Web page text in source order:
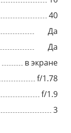
40
Да
Да
в экране
f/1.78
f/1.9
3